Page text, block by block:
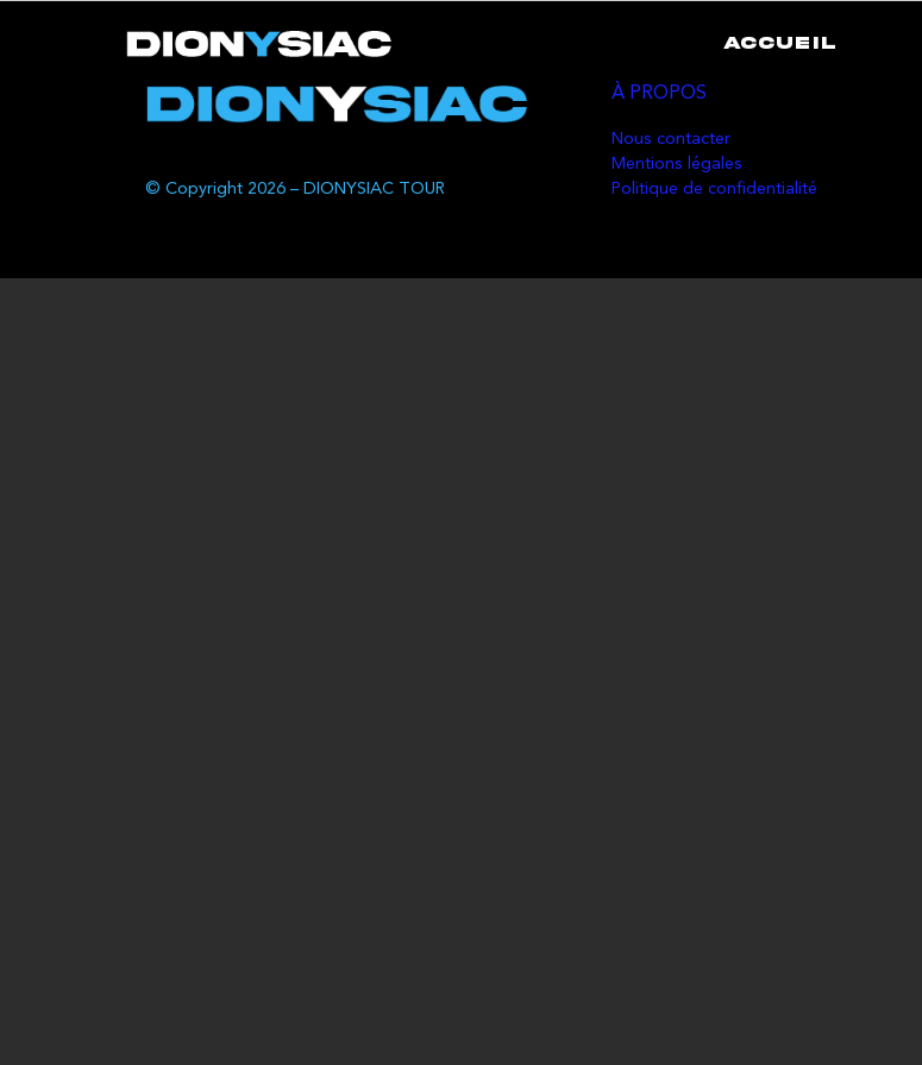
ACCUEIL
© Copyright 2026 – DIONYSIAC TOUR
À PROPOS
Nous contacter
Mentions légales
Politique de confidentialité